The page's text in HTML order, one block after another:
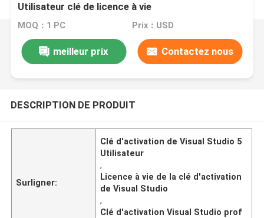
Utilisateur clé de licence à vie
MOQ：1 PC Prix：USD
meilleur prix Contactez nous
DESCRIPTION DE PRODUIT
Surligner:
Clé d'activation de Visual Studio 5
Utilisateur
,
Licence à vie de la clé d'activation
de Visual Studio
,
Clé d'activation Visual Studio prof